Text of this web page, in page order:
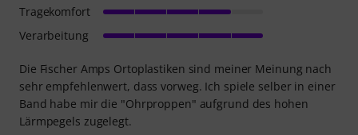
Die Fischer Amps Ortoplastiken sind meiner Meinung nach
sehr empfehlenwert, dass vorweg. Ich spiele selber in einer
Band habe mir die "Ohrproppen" aufgrund des hohen
Lärmpegels zugelegt.
Tragekomfort
Verarbeitung